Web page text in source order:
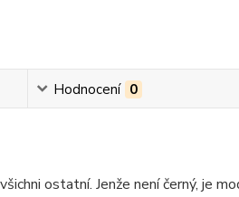
Hodnocení 0
ostatní. Jenže není černý, je